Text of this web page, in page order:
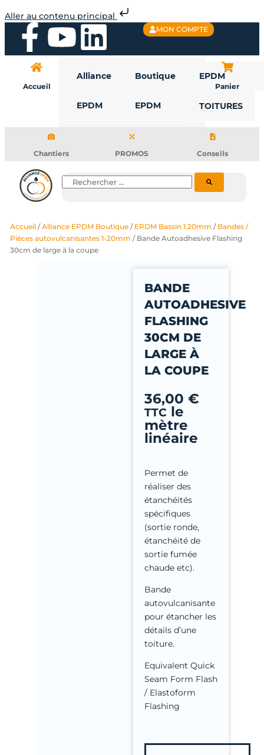
Aller au contenu principal
au
contenuF
a
c
b
o
o
k
Y
o
u
u
b
L
i
n
d
n
MON COMPTE
Accueil
Alliance
EPDM
Boutique
EPDM
EPDM
TOITURES
Panier
Chantiers PROMOS Conseils
Rechercher
Accueil/Alliance EPDM Boutique/ EPDM Bassin 1.20mm / Bandes /
Pièces autovulcanisantes 1-20mm / Bande Autoadhesive Flashing
30cm de large à la coupe
BANDE
AUTOADHESIVE
FLASHING
30CM DE
LARGE À
LA COUPE
36,00 €
TTCle
mètre
linéaire
Permet de
réaliser des
étanchéités
spécifiques
(sortie ronde,
étanchéité de
sortie fumée
chaude etc).
Bande
autovulcanisante
pour étancher les
détails d’une
toiture.
Equivalent Quick
Seam Form Flash
/ Elastoform
Flashing